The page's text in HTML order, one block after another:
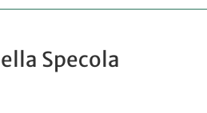
Specola